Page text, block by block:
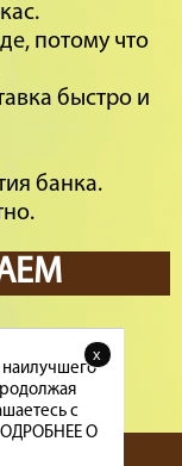
потому что
быстро и
банка.
с
О
x